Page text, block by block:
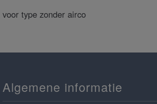
voor type zonder airco
Algemene informatie